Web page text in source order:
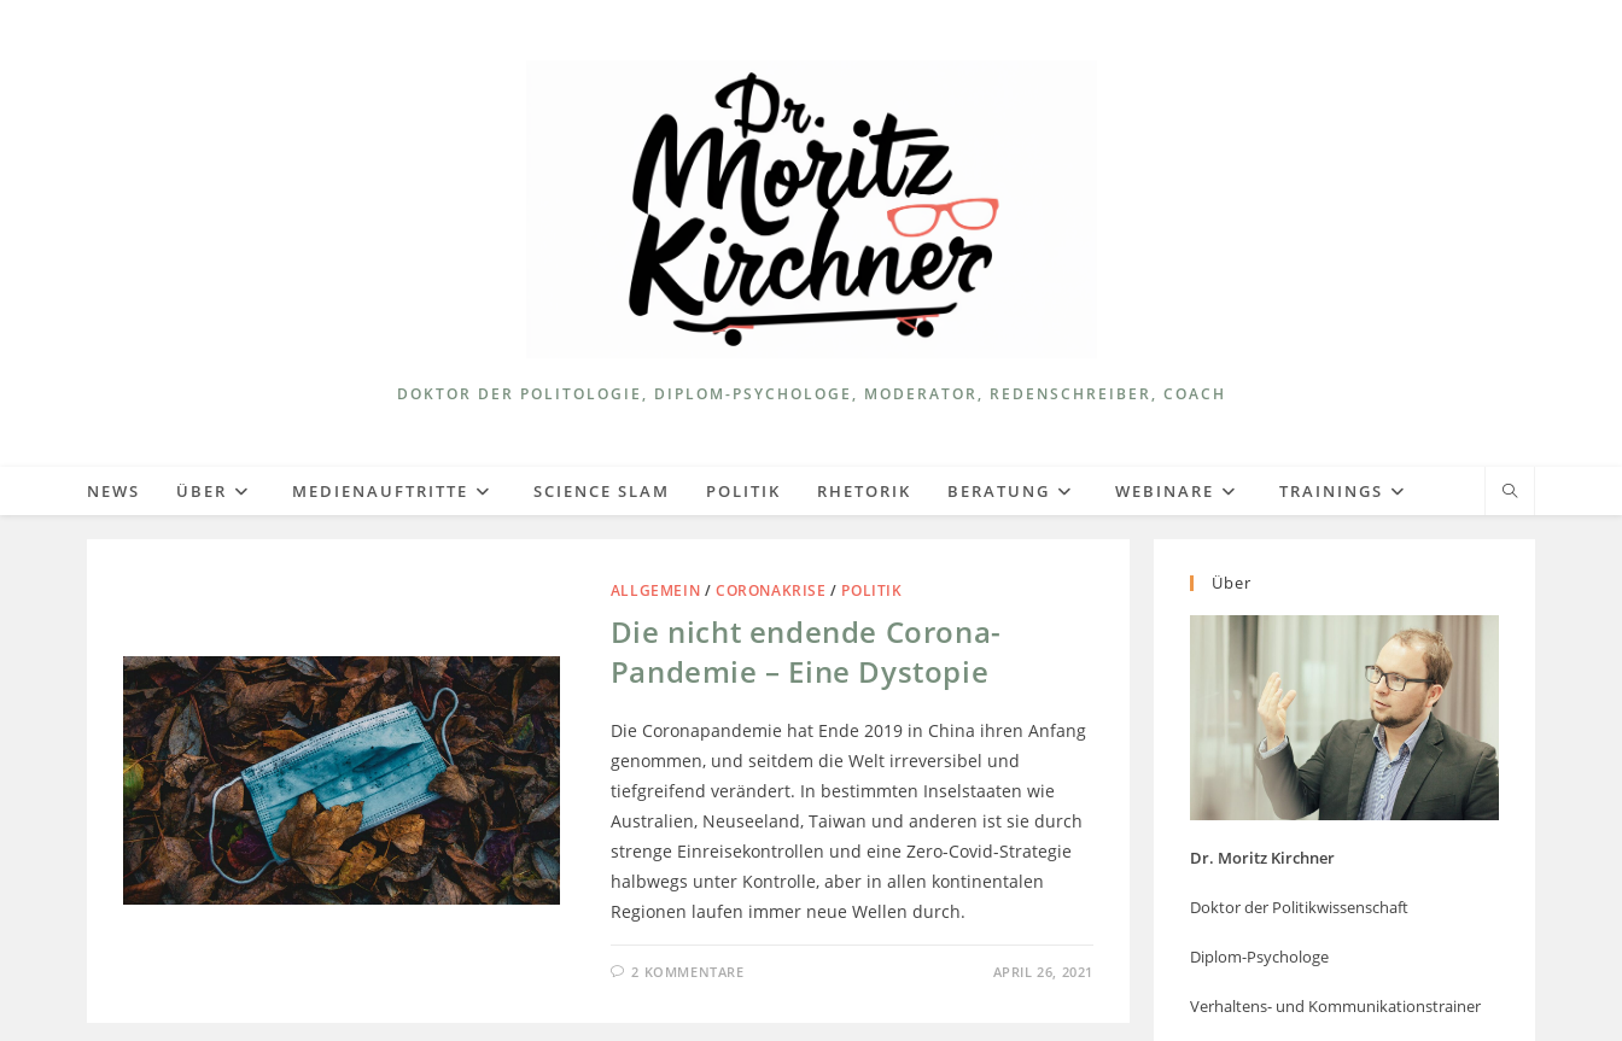
DOKTOR DER POLITOLOGIE, DIPLOM-PSYCHOLOGE, MODERATOR, REDENSCHREIBER, COACH
NEWS ÜBER MEDIENAUFTRITTE SCIENCE SLAM POLITIK RHETORIK BERATUNG WEBINARE TRAININGS
ALLGEMEIN /CORONAKRISE / POLITIK
Die nicht endende Corona-
Pandemie – Eine Dystopie
Die Coronapandemie hat Ende 2019 in China ihren Anfang
genommen, und seitdem die Welt irreversibel und
tiefgreifend verändert. In bestimmten Inselstaaten wie
Australien, Neuseeland, Taiwan und anderen ist sie durch
strenge Einreisekontrollen und eine Zero-Covid-Strategie
halbwegs unter Kontrolle, aber in allen kontinentalen
Regionen laufen immer neue Wellen durch.
2 KOMMENTARE APRIL 26, 2021
Über
Dr. Moritz Kirchner
Doktor der Politikwissenschaft
Diplom-Psychologe
Verhaltens- und Kommunikationstrainer